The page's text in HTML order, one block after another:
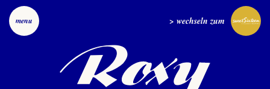
menu > wechseln zum